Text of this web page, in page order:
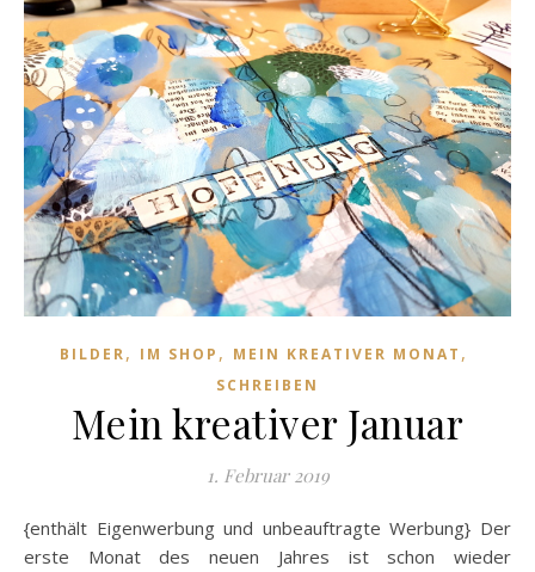
BILDER, IM SHOP , MEIN KREATIVER MONAT ,
SCHREIBEN
Mein kreativer Januar
1. Februar 2019
{enthält Eigenwerbung und unbeauftragte Werbung} Der
erste Monat des neuen Jahres ist schon wieder